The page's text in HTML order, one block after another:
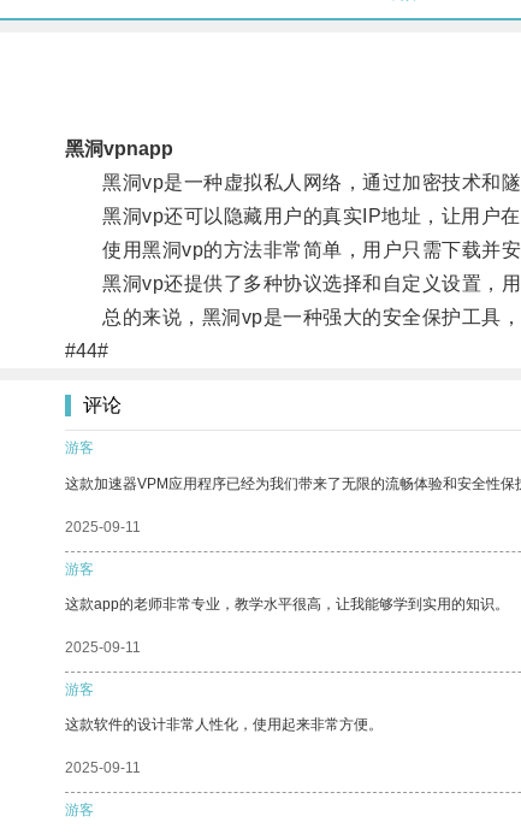
黑洞vpnapp
黑洞vp是一种虚拟私人网络，通过加密技术和隧
黑洞vp还可以隐藏用户的真实IP地址，让用户在
使用黑洞vp的方法非常简单，用户只需下载并安
黑洞vp还提供了多种协议选择和自定义设置，用
总的来说，黑洞vp是一种强大的安全保护工具，
#44#
评论
游客
这款加速器VPM应用程序已经为我们带来了无限的流畅体验和安全性保
2025-09-11
游客
这款app的老师非常专业，教学水平很高，让我能够学到实用的知识。
2025-09-11
游客
这款软件的设计非常人性化，使用起来非常方便。
2025-09-11
游客